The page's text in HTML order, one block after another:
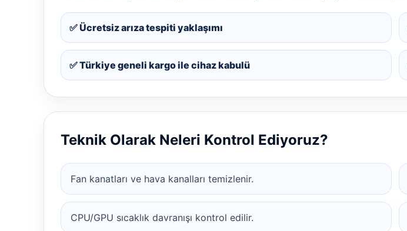
✅ Ücretsiz arıza tespiti yaklaşımı
✅ Türkiye geneli kargo ile cihaz kabulü
Teknik Olarak Neleri Kontrol Ediyoruz?
Fan kanatları ve hava kanalları temizlenir.
CPU/GPU sıcaklık davranışı kontrol edilir.